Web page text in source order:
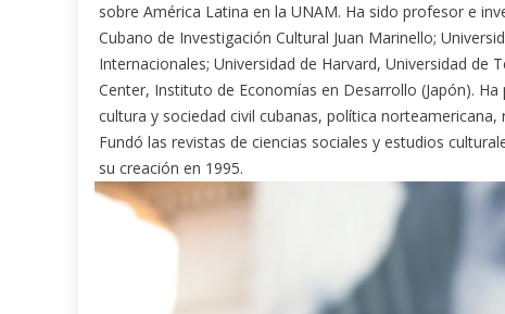
sobre América Latina en la UNAM. Ha sido profesor e
Cubano de Investigación Cultural Juan Marinello;
Internacionales; Universidad de Harvard, Universidad de
Center, Instituto de Economías en Desarrollo (Japón).
cultura y sociedad civil cubanas, política
Fundó las revistas de ciencias sociales y estudios
su creación en 1995.